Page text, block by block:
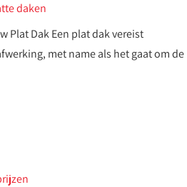
daken
Plat Dak Een plat dak vereist
met name als het gaat om de